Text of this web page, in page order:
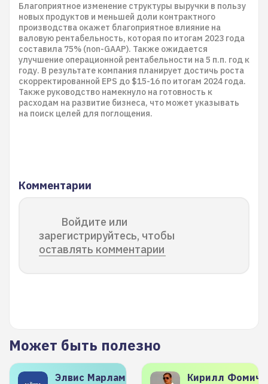
Благоприятное изменение структуры выручки в пользу
новых продуктов и меньшей доли контрактного
производства окажет благоприятное влияние на
валовую рентабельность, которая по итогам 2023 года
составила 75% (non-GAAP). Также ожидается
улучшение операционной рентабельности на 5 п.п. год к
году. В результате компания планирует достичь роста
скорректированной EPS до $15-16 по итогам 2024 года.
Также руководство намекнуло на готовность к
расходам на развитие бизнеса, что может указывать
на поиск целей для поглощения.
Комментарии
Войдите или
зарегистрируйтесь, чтобы
оставлять комментарии
Может быть полезно
Элвис Марламов Кирилл